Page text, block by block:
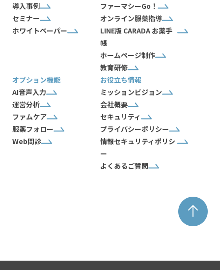
導入事例
セミナー
ホワイトペーパー
ファーマシーGo！
オンライン服薬指導
LINE版 CARADA お薬手
帳
ホームページ制作
教育研修
オプション機能
AI音声入力
運営分析
ファムケア
服薬フォロー
Web問診
お役立ち情報
ミッションビジョン
会社概要
セキュリティ
プライバシーポリシー
情報セキュリティポリシ
ー
よくあるご質問